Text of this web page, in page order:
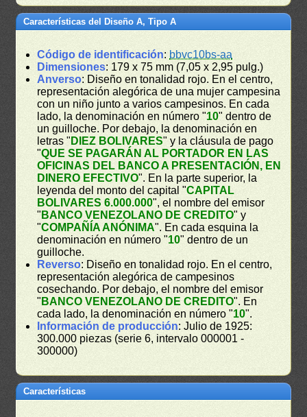
Características del Diseño A, Tipo A
Código de identificación: bbvc10bs-aa
Dimensiones: 179 x 75 mm (7,05 x 2,95 pulg.)
Anverso: Diseño en tonalidad rojo. En el centro,
representación alegórica de una mujer campesina
con un niño junto a varios campesinos. En cada
lado, la denominación en número "10" dentro de
un guilloche. Por debajo, la denominación en
letras " DIEZ BOLIVARES" y la cláusula de pago
"QUE SE PAGARÁN AL PORTADOR EN LAS
OFICINAS DEL BANCO A PRESENTACIÓN, EN
DINERO EFECTIVO". En la parte superior, la
leyenda del monto del capital "CAPITAL
BOLIVARES 6.000.000", el nombre del emisor
" BANCO VENEZOLANO DE CREDITO" y
"COMPAÑÍA ANÓNIMA". En cada esquina la
denominación en número "10" dentro de un
guilloche.
Reverso: Diseño en tonalidad rojo. En el centro,
representación alegórica de campesinos
cosechando. Por debajo, el nombre del emisor
" BANCO VENEZOLANO DE CREDITO". En
cada lado, la denominación en número "10".
Información de producción: Julio de 1925:
300.000 piezas (serie 6, intervalo 000001 -
300000)
Características